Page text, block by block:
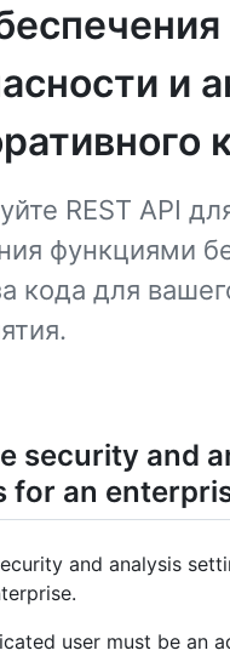
и
REST API
функциями
кода для
security and
for an
and analysis
user must be an